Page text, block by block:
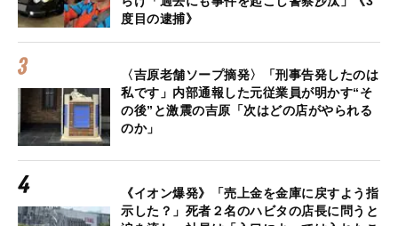
度目の逮捕》
〈吉原老舗ソープ摘発〉「刑事告発したのは
私です」内部通報した元従業員が明かす“そ
の後”と激震の吉原「次はどの店がやられる
のか」
《イオン爆発》「売上金を金庫に戻すよう指
示した？」死者２名のハビタの店長に問うと